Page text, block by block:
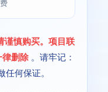
谨慎购买。项目联
律删除 。请牢记：
任何保证。